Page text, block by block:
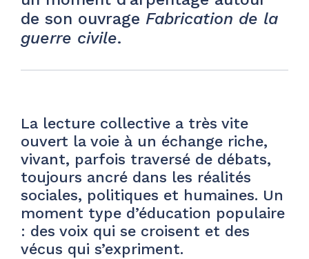
de son ouvrage Fabrication de la
guerre civile.
La lecture collective a très vite
ouvert la voie à un échange riche,
vivant, parfois traversé de débats,
toujours ancré dans les réalités
sociales, politiques et humaines. Un
moment type d’éducation populaire
: des voix qui se croisent et des
vécus qui s’expriment.